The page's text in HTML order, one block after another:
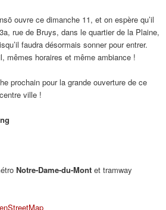
ouvre ce dimanche 11, et on espère qu’il
rue de Bruys, dans le quartier de la Plaine,
faudra désormais sonner pour entrer.
mêmes horaires et même ambiance !
prochain pour la grande ouverture de ce
ville !
Notre-Dame-du-Mont et tramway